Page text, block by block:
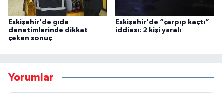
Eskişehir'de gıda
denetimlerinde dikkat
çeken sonuç
Eskişehir'de “çarpıp kaçtı”
iddiası: 2 kişi yaralı
Yorumlar